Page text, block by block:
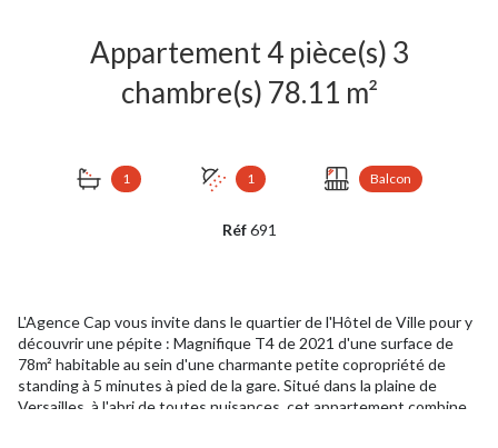
Appartement 4 pièce(s) 3
chambre(s) 78.11 m²
1 1 Balcon
Réf691
L'Agence Cap vous invite dans le quartier de l'Hôtel de Ville pour y
découvrir une pépite : Magnifique T4 de 2021 d'une surface de
78m² habitable au sein d'une charmante petite copropriété de
standing à 5 minutes à pied de la gare. Situé dans la plaine de
Versailles, à l'abri de toutes nuisances, cet appartement combine